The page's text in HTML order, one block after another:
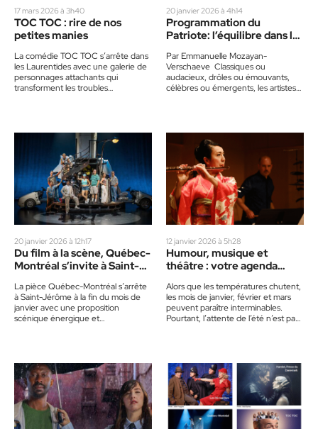
17 mars 2026 à 3h40
TOC TOC : rire de nos
petites manies
La comédie TOC TOC s’arrête dans
les Laurentides avec une galerie de
personnages attachants qui
transforment les troubles
20 janvier 2026 à 4h14
Programmation du
Patriote: l’équilibre dans la
Par Emmanuelle Mozayan-
Verschaeve Classiques ou
audacieux, drôles ou émouvants,
célèbres ou émergents, les artistes
20 janvier 2026 à 12h17
Du film à la scène, Québec-
Montréal s’invite à Saint-
La pièce Québec-Montréal s’arrête
à Saint-Jérôme à la fin du mois de
janvier avec une proposition
scénique énergique et
12 janvier 2026 à 5h28
Humour, musique et
théâtre : votre agenda
Alors que les températures chutent,
les mois de janvier, février et mars
peuvent paraître interminables.
Pourtant, l’attente de l’été n’est pas